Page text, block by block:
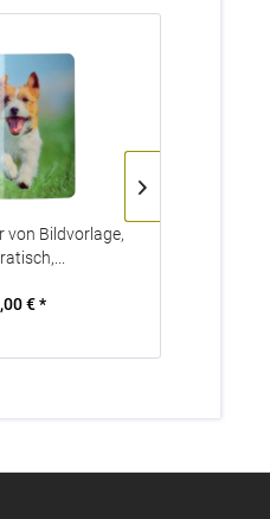
von Bildvorlage,
€ *